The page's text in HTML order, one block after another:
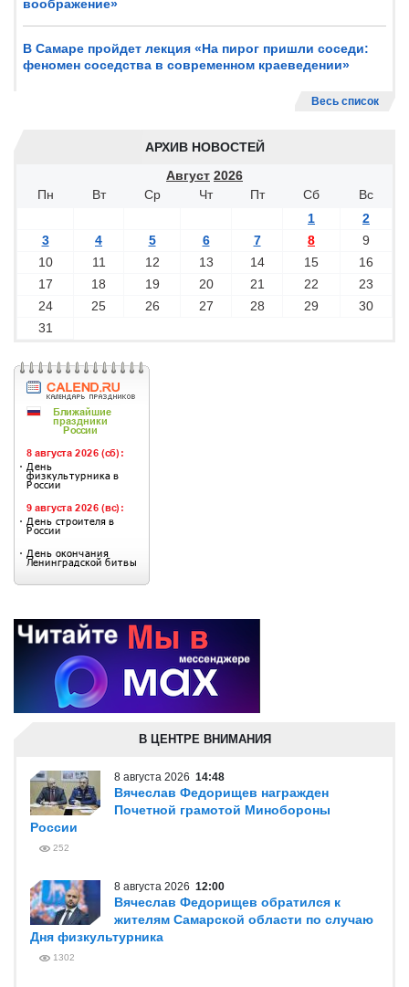
воображение»
В Самаре пройдет лекция «На пирог пришли соседи:
феномен соседства в современном краеведении»
Весь список
АРХИВ НОВОСТЕЙ
Август 2026
Пн
Вт Ср Чт Пт Сб
Вс
1
2
3
4 5 6 7 8
9
10
11 12 13 14 15
16
17
18 19 20 21 22
23
24
25 26 27 28 29
30
31
В ЦЕНТРЕ ВНИМАНИЯ
8 августа 2026 14:48
Вячеслав Федорищев награжден
Почетной грамотой Минобороны
России
252
8 августа 2026 12:00
Вячеслав Федорищев обратился к
жителям Самарской области по случаю
Дня физкультурника
1302